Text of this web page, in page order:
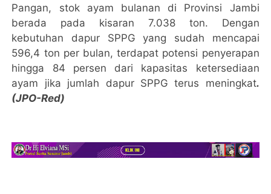
Pangan, stok ayam bulanan di Provinsi Jambi
berada pada kisaran 7.038 ton. Dengan
kebutuhan dapur SPPG yang sudah mencapai
596,4 ton per bulan, terdapat potensi penyerapan
hingga 84 persen dari kapasitas ketersediaan
ayam jika jumlah dapur SPPG terus meningkat.
(JPO-Red)